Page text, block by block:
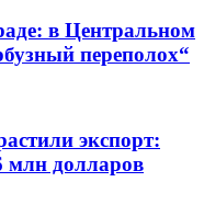
в Центральном
переполох“
экспорт:
млн долларов